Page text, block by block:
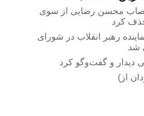
محسن رضایی از سوی
حذف کرد
رهبر انقلاب در شورای
شد
دیدار و گفت‌وگو کرد
از)